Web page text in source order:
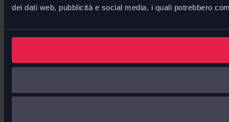
dei dati web, pubblicità e social media, i quali potrebbero